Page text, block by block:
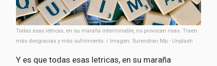
Todas esas letricas, en su maraña interminable, no provocan risas. Traen
más desgracias y más sufrimiento. / Imagen: Surendran Mp - Unplash
Y es que todas esas letricas, en su maraña